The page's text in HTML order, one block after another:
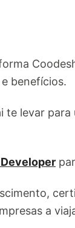
benefícios.
te levar para
a